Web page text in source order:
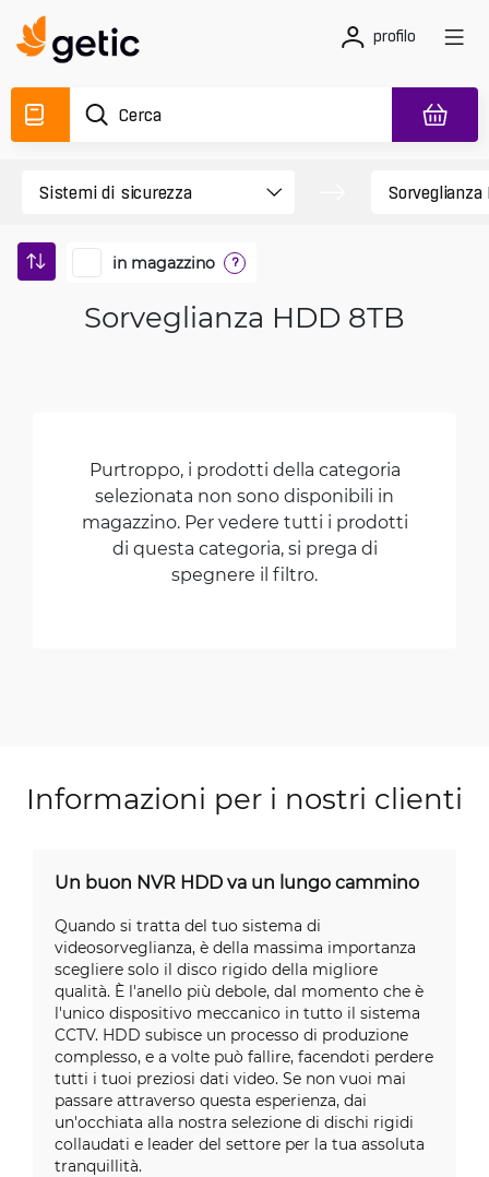
profilo
in magazzino ?
Sorveglianza HDD 8TB
Purtroppo, i prodotti della categoria
selezionata non sono disponibili in
magazzino. Per vedere tutti i prodotti
di questa categoria, si prega di
spegnere il filtro.
Informazioni per i nostri clienti
Un buon NVR HDD va un lungo cammino
Quando si tratta del tuo sistema di
videosorveglianza, è della massima importanza
scegliere solo il disco rigido della migliore
qualità. È l'anello più debole, dal momento che è
l'unico dispositivo meccanico in tutto il sistema
CCTV. HDD subisce un processo di produzione
complesso, e a volte può fallire, facendoti perdere
tutti i tuoi preziosi dati video. Se non vuoi mai
passare attraverso questa esperienza, dai
un'occhiata alla nostra selezione di dischi rigidi
collaudati e leader del settore per la tua assoluta
tranquillità.